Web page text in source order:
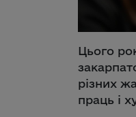
Цього
різних
праць і